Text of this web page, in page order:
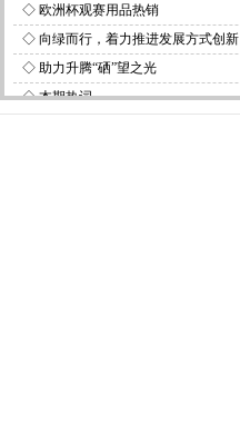
◇ 欧洲杯观赛用品热销
◇ 向绿而行，着力推进发展方式创新
◇ 助力升腾“硒”望之光
◇本期热词